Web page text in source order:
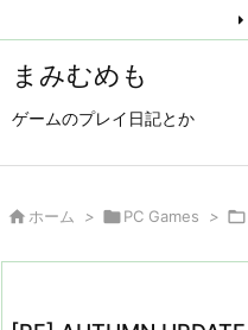
まみむめも
ゲームのプレイ日記とか
 ホーム > PC Games > 